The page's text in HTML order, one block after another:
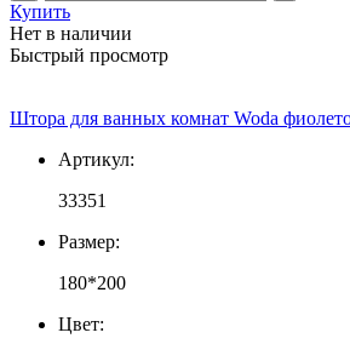
Купить
Нет в наличии
Быстрый просмотр
Штора для ванных комнат Woda
Артикул:
33351
Размер:
180*200
Цвет: